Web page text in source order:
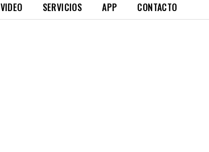
VIDEO SERVICIOS APP CONTACTO